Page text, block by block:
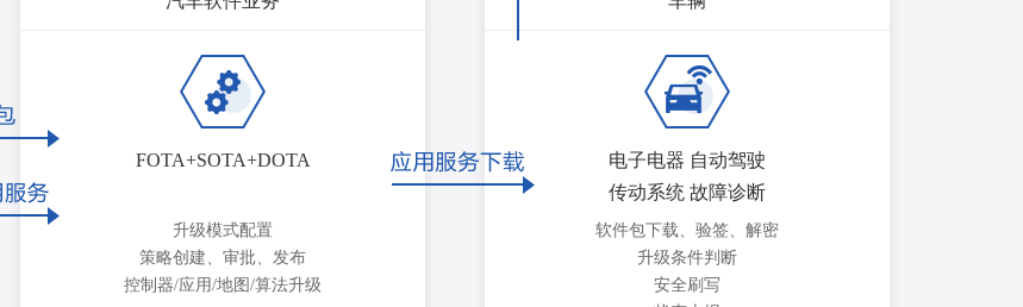
FOTA+SOTA+DOTA
升级模式配置
策略创建、审批、发布
控制器/应用/地图/算法升级
电子电器 自动驾驶
传动系统 故障诊断
软件包下载、验签、解密
升级条件判断
安全刷写